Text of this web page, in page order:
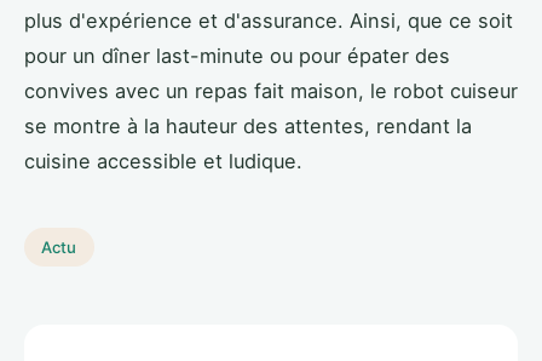
plus d'expérience et d'assurance. Ainsi, que ce soit
pour un dîner last-minute ou pour épater des
convives avec un repas fait maison, le robot cuiseur
se montre à la hauteur des attentes, rendant la
cuisine accessible et ludique.
Actu